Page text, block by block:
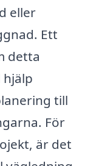
eller
Ett
detta
till
För
är det